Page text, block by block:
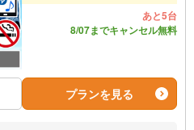
あと5台
8/07までキャンセル無料
プランを見る